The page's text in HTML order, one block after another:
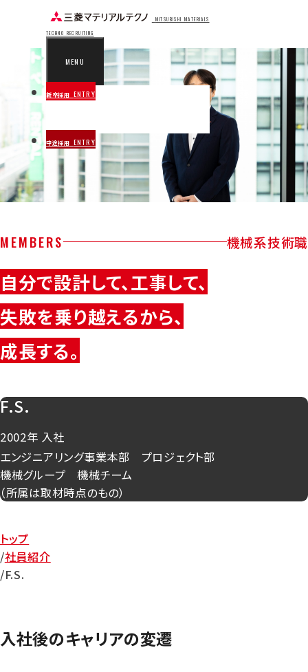
MITSUBISHI MATERIALS
TECHNO RECRUITING
MENU
新卒採用 ENTRY
中途採用 ENTRY
MEMBERS 機械系技術職
自分で設計して、工事して、
失敗を乗り越えるから、
成長する。
F.S.
2002年 入社
エンジニアリング事業本部 プロジェクト部
機械グループ 機械チーム
（所属は取材時点のもの）
トップ
社員紹介
F.S.
入社後のキャリアの変遷